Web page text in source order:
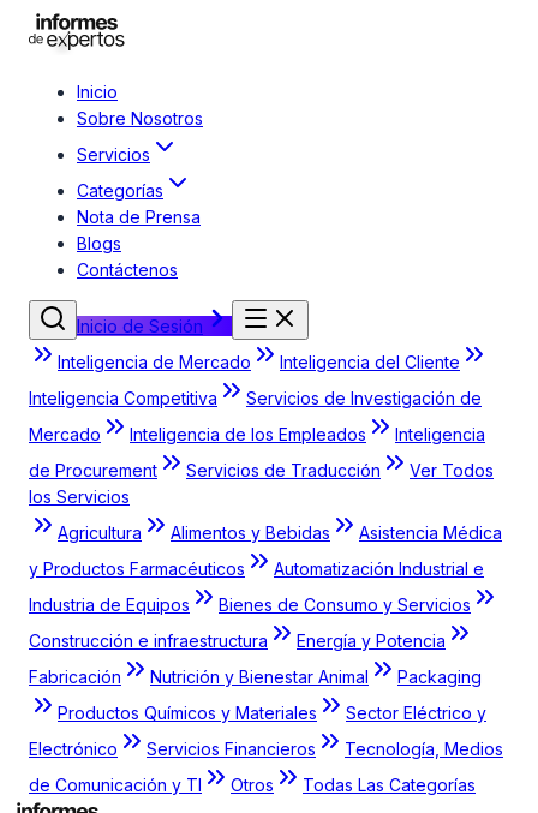
Inicio
Sobre Nosotros
Servicios
Categorías
Nota de Prensa
Blogs
Contáctenos
Inicio de Sesión
Inteligencia de Mercado
Inteligencia del Cliente
Inteligencia Competitiva
Servicios de Investigación de
Mercado
Inteligencia de los Empleados
Inteligencia
de Procurement
Servicios de Traducción
Ver Todos
los Servicios
Agricultura
Alimentos y Bebidas
Asistencia Médica
y Productos Farmacéuticos
Automatización Industrial e
Industria de Equipos
Bienes de Consumo y Servicios
Construcción e infraestructura
Energía y Potencia
Fabricación
Nutrición y Bienestar Animal
Packaging
Productos Químicos y Materiales
Sector Eléctrico y
Electrónico
Servicios Financieros
Tecnología, Medios
de Comunicación y TI
Otros Todas Las Categorías